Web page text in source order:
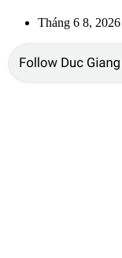
Tháng 6 8, 2026